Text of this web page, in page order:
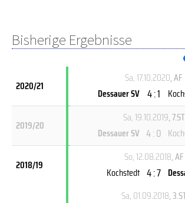
Bisherige Ergebnisse
2020/21
Sa, 17.10.2020, AF
Dessauer SV 4 : 1
2019/20
Sa, 19.10.2019, 7.ST
Dessauer SV 4 : 0
2018/19
So, 12.08.2018, AF
Kochstedt 4 : 7
Sa, 01.09.2018,